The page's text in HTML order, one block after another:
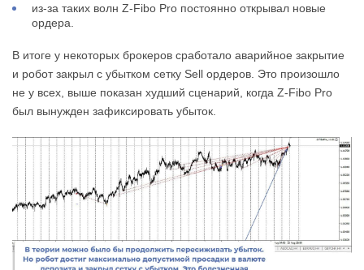
из-за таких волн Z-Fibo Pro постоянно открывал новые
ордера.
В итоге у некоторых брокеров сработало аварийное закрытие
и робот закрыл с убытком сетку Sell ордеров. Это произошло
не у всех, выше показан худший сценарий, когда Z-Fibo Pro
был вынужден зафиксировать убыток.